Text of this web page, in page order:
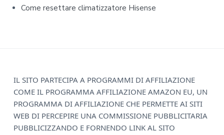
Come resettare climatizzatore Hisense​​
IL SITO PARTECIPA A PROGRAMMI DI AFFILIAZIONE
COME IL PROGRAMMA AFFILIAZIONE AMAZON EU, UN
PROGRAMMA DI AFFILIAZIONE CHE PERMETTE AI SITI
WEB DI PERCEPIRE UNA COMMISSIONE PUBBLICITARIA
PUBBLICIZZANDO E FORNENDO LINK AL SITO